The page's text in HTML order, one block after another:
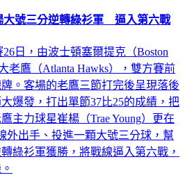
大號三分逆轉綠衫軍 逼入第六戰
日，由波士頓塞爾提克（Boston
老鷹（Atlanta Hawks），雙方賽前
。客場的老鷹三節打完後呈現落後
爆發，打出單節37比25的成績，把
主力球星崔楊（Trae Young）更在
外出手、投進一顆大號三分球，幫
綠衫軍獲勝，將戰線逼入第六戰，